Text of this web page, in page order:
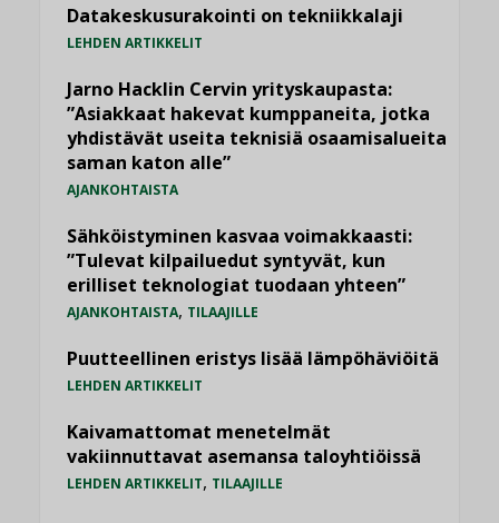
Datakeskusurakointi on tekniikkalaji
LEHDEN ARTIKKELIT
Jarno Hacklin Cervin yrityskaupasta:
”Asiakkaat hakevat kumppaneita, jotka
yhdistävät useita teknisiä osaamisalueita
saman katon alle”
AJANKOHTAISTA
Sähköistyminen kasvaa voimakkaasti:
”Tulevat kilpailuedut syntyvät, kun
erilliset teknologiat tuodaan yhteen”
AJANKOHTAISTA, TILAAJILLE
Puutteellinen eristys lisää lämpöhäviöitä
LEHDEN ARTIKKELIT
Kaivamattomat menetelmät
vakiinnuttavat asemansa taloyhtiöissä
LEHDEN ARTIKKELIT, TILAAJILLE